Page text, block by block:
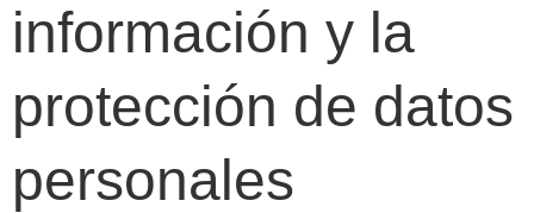
información y la
protección de datos
personales